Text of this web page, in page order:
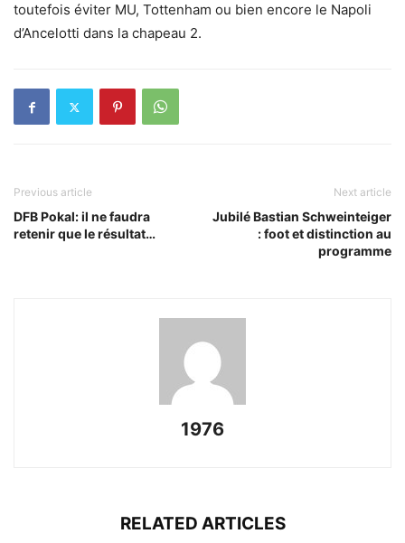
toutefois éviter MU, Tottenham ou bien encore le Napoli
d’Ancelotti dans la chapeau 2.
Previous article
DFB Pokal: il ne faudra
retenir que le résultat…
Next article
Jubilé Bastian Schweinteiger
: foot et distinction au
programme
1976
RELATED ARTICLES